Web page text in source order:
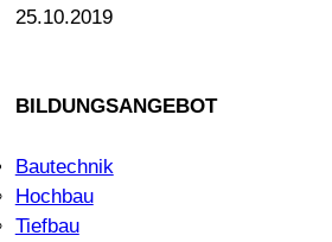
25.10.2019
BILDUNGSANGEBOT
Bautechnik
Hochbau
Tiefbau